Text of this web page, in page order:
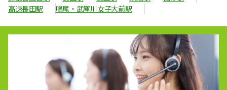
高速長田駅
鳴尾・武庫川女子大前駅